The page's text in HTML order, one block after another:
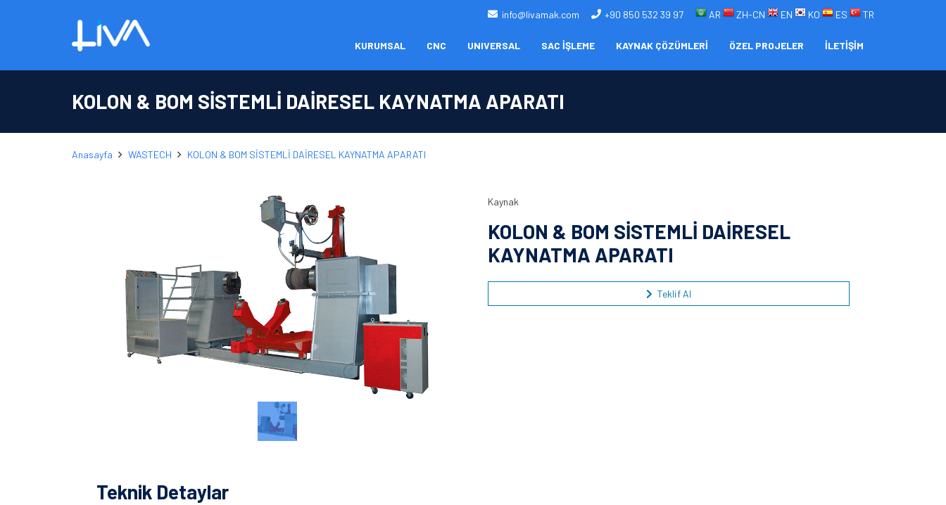
info@livamak.com +90 850 532 39 97 AR ZH-CN EN KO ES TR
KURUMSAL CNC UNIVERSAL SAC İŞLEME KAYNAK ÇÖZÜMLERİ ÖZEL PROJELER İLETİŞİM
KOLON & BOM SİSTEMLİ DAİRESEL KAYNATMA APARATI
Anasayfa WASTECH KOLON & BOM SİSTEMLİ DAİRESEL KAYNATMA APARATI
Kaynak
KOLON & BOM SİSTEMLİ DAİRESEL
KAYNATMA APARATI
Teklif Al
Teknik Detaylar